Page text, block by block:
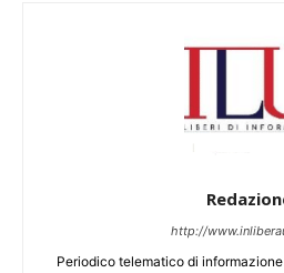
http://
Periodico telematico di